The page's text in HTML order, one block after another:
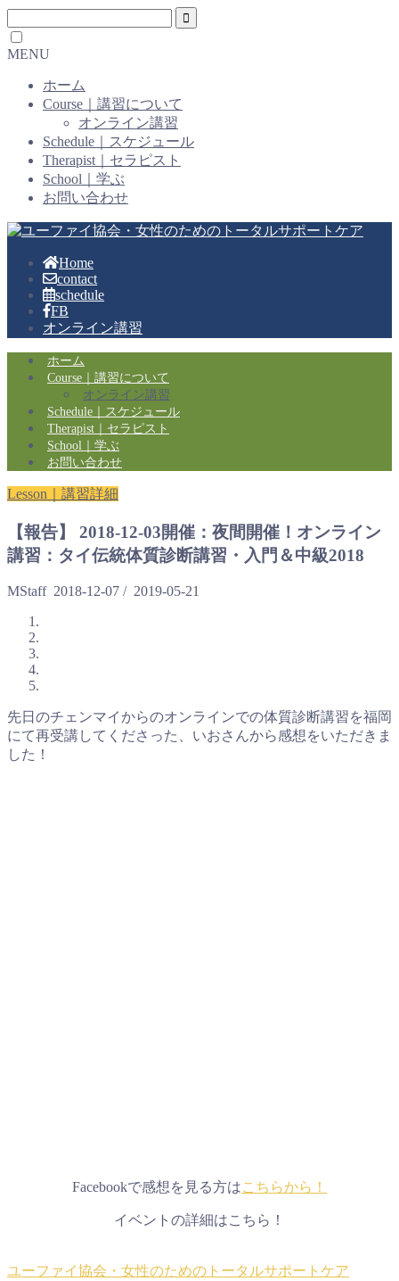
MENU
ホーム
Course｜講習について
オンライン講習
Schedule｜スケジュール
Therapist｜セラピスト
School｜学ぶ
お問い合わせ
Home
contact
schedule
FB
オンライン講習
ホーム
Course｜講習について
オンライン講習
Schedule｜スケジュール
Therapist｜セラピスト
School｜学ぶ
お問い合わせ
Lesson｜講習詳細
【報告】 2018-12-03開催：夜間開催！オンライン
講習：タイ伝統体質診断講習・入門＆中級2018
MStaff 2018-12-07 / 2019-05-21
先日のチェンマイからのオンラインでの体質診断講習を福岡
にて再受講してくださった、いおさんから感想をいただきま
した！
Facebookで感想を見る方はこちらから！
イベントの詳細はこちら！
ユーファイ協会・女性のためのトータルサポートケア